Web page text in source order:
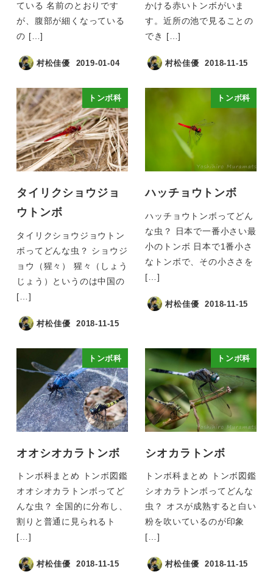
ている 名前のとおりです
が、腹部が細くなっている
の […]
村松佳優 2019-01-04
かける赤いトンボがいま
す。近所の池で見ることの
でき […]
村松佳優 2018-11-15
トンボ科
タイリクショウジョ
ウトンボ
タイリクショウジョウトン
ボってどんな虫？ ショウジ
ョウ（猩々） 猩々（しょう
じょう）というのは中国の
[…]
村松佳優 2018-11-15
トンボ科
ハッチョウトンボ
ハッチョウトンボってどん
な虫？ 日本で一番小さい最
小のトンボ 日本で1番小さ
なトンボで、その小ささを
[…]
村松佳優 2018-11-15
トンボ科
オオシオカラトンボ
トンボ科まとめ トンボ図鑑
オオシオカラトンボってど
んな虫？ 全国的に分布し、
割りと普通に見られるト
[…]
村松佳優 2018-11-15
トンボ科
シオカラトンボ
トンボ科まとめ トンボ図鑑
シオカラトンボってどんな
虫？ オスが成熟すると白い
粉を吹いているのが印象
[…]
村松佳優 2018-11-15